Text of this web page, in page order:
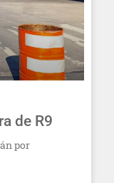
de R9
por